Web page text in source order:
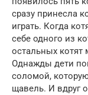
сразу принесла
играть. Когда
себе одного из
остальных котят
Однажды дети
соломой,
щавель. И вдруг